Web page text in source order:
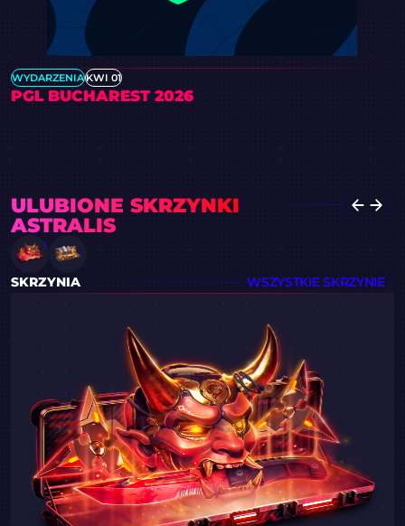
WYDARZENIAKWI 01
PGL BUCHAREST 2026
ULUBIONE SKRZYNKI
ASTRALIS
SKRZYNIA WSZYSTKIE SKRZYNIE